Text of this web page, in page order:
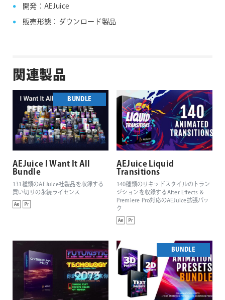
開発：AEJuice
販売形態：ダウンロード製品
関連製品
BUNDLE
AEJuice I Want It All
Bundle
131種類のAEJuice社製品を収録する
買い切りの永続ライセンス
AEJuice Liquid
Transitions
140種類のリキッドスタイルのトラン
ジションを収録するAfter Effects &
Premiere Pro対応のAEJuice拡張パッ
ク
BUNDLE